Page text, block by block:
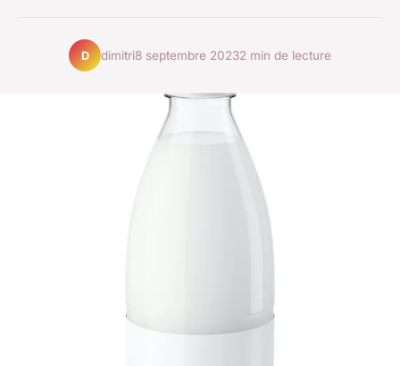
D dimitri8 septembre 20232 min de lecture